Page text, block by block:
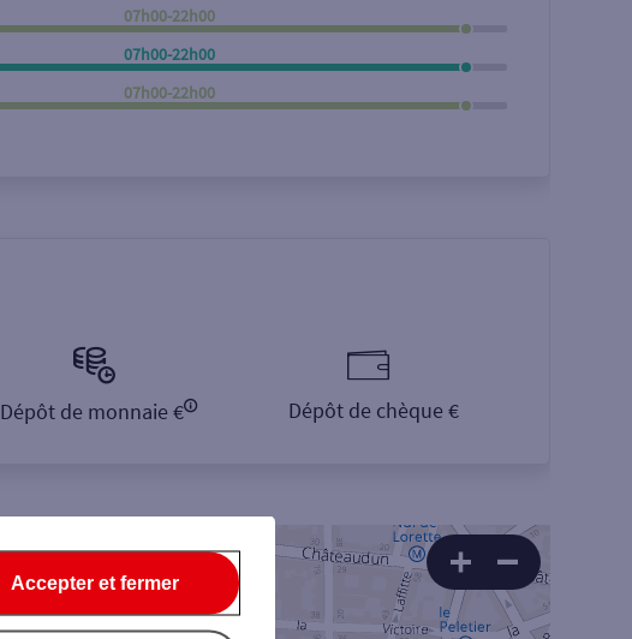
07h00-22h00
07h00-22h00
07h00-22h00
Dépôt de monnaie € Dépôt de chèque €
Accepter et fermer